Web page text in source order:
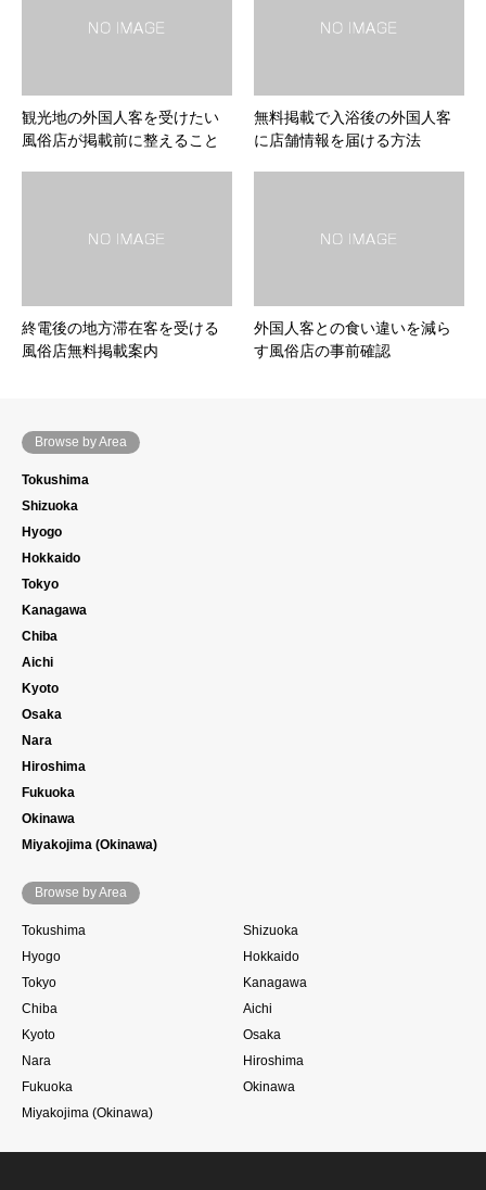
観光地の外国人客を受けたい
風俗店が掲載前に整えること
無料掲載で入浴後の外国人客
に店舗情報を届ける方法
終電後の地方滞在客を受ける
風俗店無料掲載案内
外国人客との食い違いを減ら
す風俗店の事前確認
Browse by Area
Tokushima
Shizuoka
Hyogo
Hokkaido
Tokyo
Kanagawa
Chiba
Aichi
Kyoto
Osaka
Nara
Hiroshima
Fukuoka
Okinawa
Miyakojima (Okinawa)
Browse by Area
Tokushima
Shizuoka
Hyogo
Hokkaido
Tokyo
Kanagawa
Chiba
Aichi
Kyoto
Osaka
Nara
Hiroshima
Fukuoka
Okinawa
Miyakojima (Okinawa)